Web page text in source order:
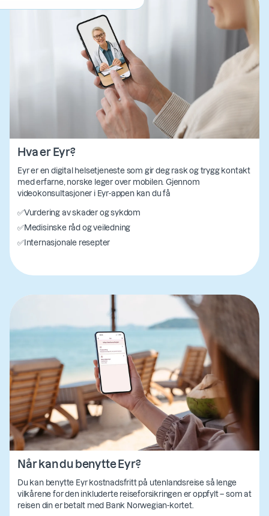
Hva er Eyr?
Eyr er en digital helsetjeneste som gir deg rask og trygg kontakt
med erfarne, norske leger over mobilen. Gjennom
videokonsultasjoner i Eyr-appen kan du få
✅Vurdering av skader og sykdom
✅Medisinske råd og veiledning
✅Internasjonale resepter
Når kan du benytte Eyr?
Du kan benytte Eyr kostnadsfritt på utenlandsreise så lenge
vilkårene for den inkluderte reiseforsikringen er oppfylt– som at
reisen din er betalt med Bank Norwegian-kortet.